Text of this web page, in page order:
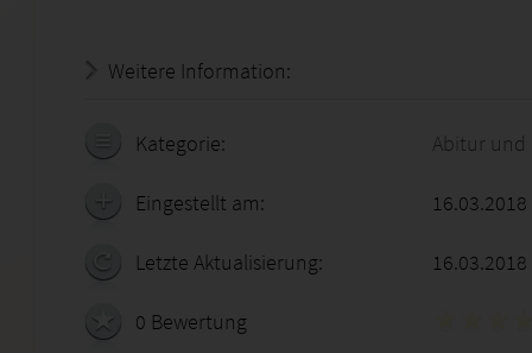
Weitere Information:
Kategorie: Abitur und
Eingestellt am:
Letzte Aktualisierung: 16.03.2018
0 Bewertung